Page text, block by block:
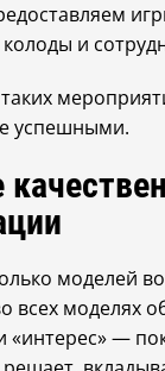
и
успешными.
моделей
всех моделях
«интерес» —